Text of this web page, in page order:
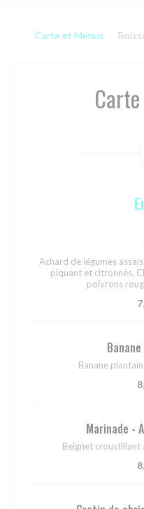
Carte et Menus
Achard de légumes
piquant et citronnés,
poivrons
Banane
Marinade -
Beignet croustillant